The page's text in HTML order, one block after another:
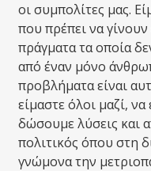
οι συμπολίτες μας.
που πρέπει να
πράγματα τα οποία
από έναν μόνο
προβλήματα είναι
είμαστε όλοι μαζί,
δώσουμε λύσεις και
πολιτικός όπου στη
γνώμονα την